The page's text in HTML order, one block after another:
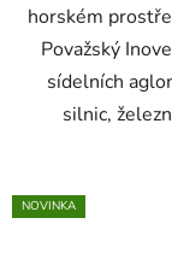
horském
Považský
sídelních
silnic,
NOVINKA